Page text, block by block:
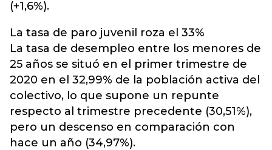
(+1,6%).
La tasa de paro juvenil roza el 33%
La tasa de desempleo entre los menores de
25 años se situó en el primer trimestre de
2020 en el 32,99% de la población activa del
colectivo, lo que supone un repunte
respecto al trimestre precedente (30,51%),
pero un descenso en comparación con
hace un año (34,97%).